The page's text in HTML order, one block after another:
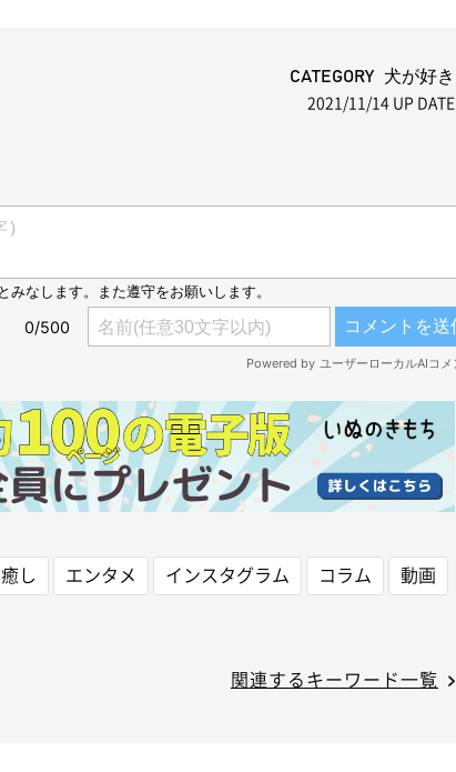
CATEGORY 犬が好き
2021/11/14 UP DATE
癒し エンタメ インスタグラム コラム
動画
関連するキーワード一覧